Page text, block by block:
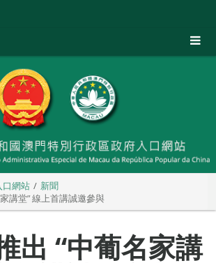
口網站
新聞
講堂” 線上首講誠邀參與
出 “中葡名家講